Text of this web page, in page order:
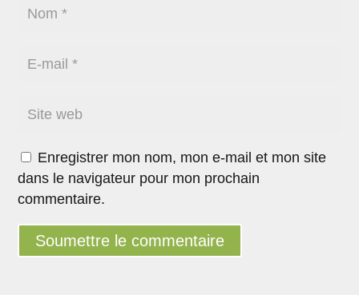
Enregistrer mon nom, mon e-mail et mon site
dans le navigateur pour mon prochain
commentaire.
Soumettre le commentaire